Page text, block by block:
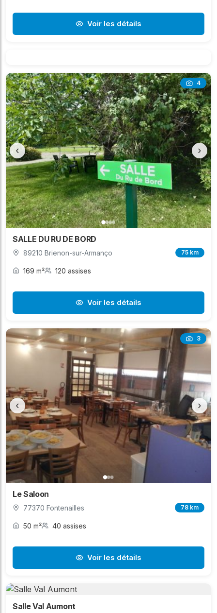
Voir les détails
4
‹ ›
SALLE DU RU DE BORD
89210 Brienon-sur-Armanço 75 km
169 m² 120 assises
Voir les détails
3
‹ ›
Le Saloon
77370 Fontenailles 78 km
50 m² 40 assises
Voir les détails
Salle Val Aumont